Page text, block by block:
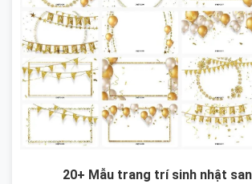
20+ Mẫu trang trí sinh nhật